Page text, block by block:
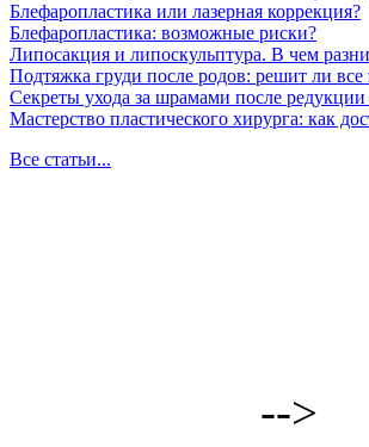
Блефаропластика или лазерная коррекция?
Блефаропластика: возможные риски?
Липосакция и липоскульптура. В чем
Подтяжка груди после родов: решит ли
Секреты ухода за шрамами после редукции
Мастерство пластического хирурга: как
Все статьи...
-->